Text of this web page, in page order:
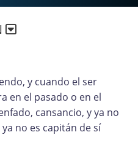
y cuando el ser
en el pasado o en el
cansancio, y ya no
no es capitán de sí